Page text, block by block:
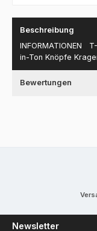
Beschreibung
INFORMATIONEN
in-Ton Knöpfe
Bewertungen
Newsletter